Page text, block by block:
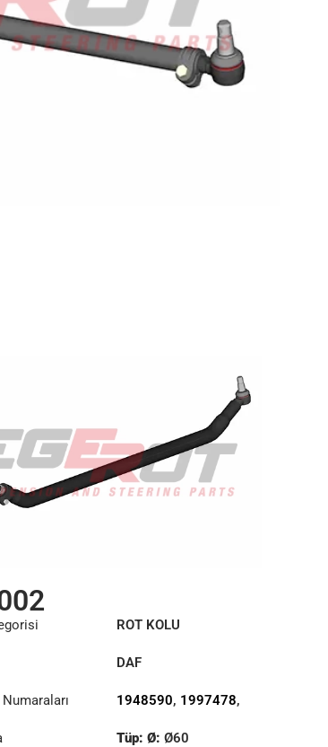
ROT KOLU
DAF
1948590, 1997478,
Tüp: Ø:Ø60